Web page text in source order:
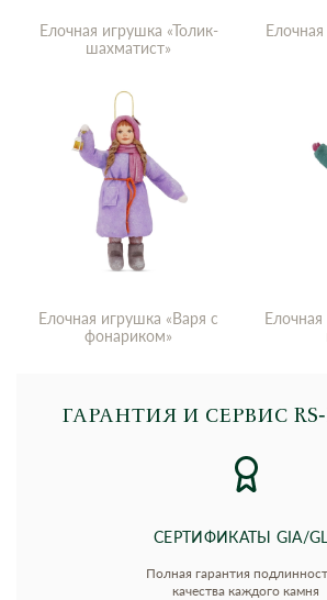
Елочная игрушка «Толик-
шахматист»
Елочная игрушка «Варя с
фонариком»
ГАРАНТИЯ И СЕРВИС
СЕРТИФИКАТЫ GIA/
Полная гарантия
качества каждого камня